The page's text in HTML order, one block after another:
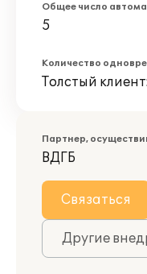
Общее число
5
Количество
Толстый
Партнер,
ВДГБ
Связаться
Другие